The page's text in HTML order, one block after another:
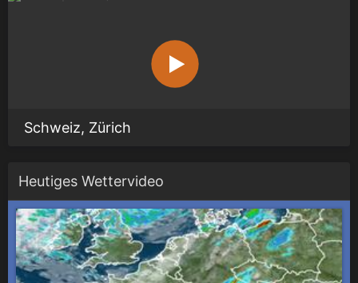
Schweiz, Zürich
Heutiges Wettervideo